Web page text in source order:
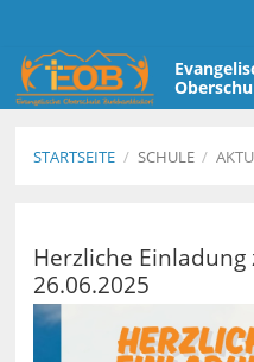
STARTSEITE / SCHULE /
Herzliche
26.06.2025